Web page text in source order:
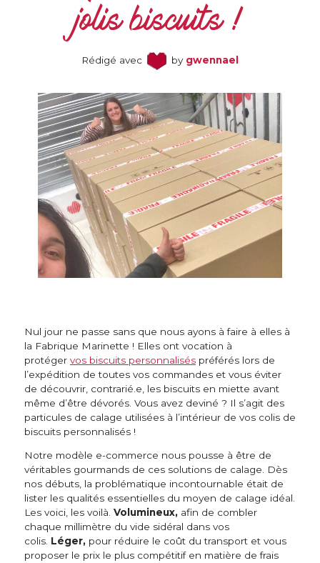
jolis biscuits !
Rédigé avec by gwennael
Nul jour ne passe sans que nous ayons à faire à elles à
la Fabrique Marinette ! Elles ont vocation à
protéger vos biscuits personnalisés préférés lors de
l’expédition de toutes vos commandes et vous éviter
de découvrir, contrarié.e, les biscuits en miette avant
même d’être dévorés. Vous avez deviné ? Il s’agit des
particules de calage utilisées à l’intérieur de vos colis de
biscuits personnalisés !
Notre modèle e-commerce nous pousse à être de
véritables gourmands de ces solutions de calage. Dès
nos débuts, la problématique incontournable était de
lister les qualités essentielles du moyen de calage idéal.
Les voici, les voilà. Volumineux, afin de combler
chaque millimètre du vide sidéral dans vos
colis. Léger, pour réduire le coût du transport et vous
proposer le prix le plus compétitif en matière de frais